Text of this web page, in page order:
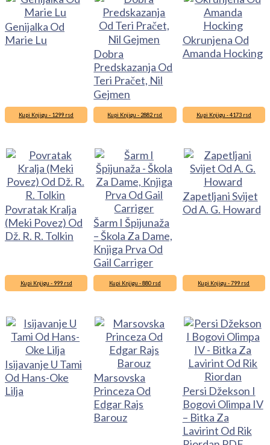
Genijalka Od
Marie Lu
Dobra
Predskazanja Od
Teri Pračet, Nil
Gejmen
Okrunjena Od
Amanda Hocking
Kupi Knjigu - 1299 rsd
Povratak Kralja
(Meki Povez) Od
Dž. R. R. Tolkin
Kupi Knjigu - 2882 rsd
Šarm I Špijunaža
– Škola Za Dame,
Knjiga Prva Od
Gail Carriger
Kupi Knjigu - 4173 rsd
Zapetljani Svijet
Od A. G. Howard
Kupi Knjigu - 999 rsd
Isijavanje U Tami
Od Hans-Oke
Lilja
Kupi Knjigu - 880 rsd
Marsovska
Princeza Od
Edgar Rajs
Barouz
Kupi Knjigu - 799 rsd
Persi Džekson I
Bogovi Olimpa IV
– Bitka Za
Lavirint Od Rik